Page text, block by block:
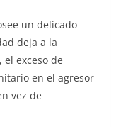
un delicado
deja a la
exceso de
en el agresor
vez de